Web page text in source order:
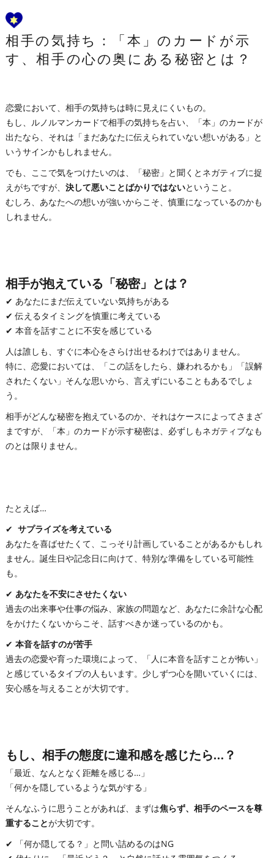
相手の気持ち：「本」のカードが示
す、相手の心の奥にある秘密とは？
恋愛において、相手の気持ちは時に見えにくいもの。
もし、ルノルマンカードで相手の気持ちを占い、「本」のカードが
出たなら、それは「まだあなたに伝えられていない想いがある」と
いうサインかもしれません。
でも、ここで気をつけたいのは、「秘密」と聞くとネガティブに捉
えがちですが、 決して悪いことばかりではないということ。
むしろ、あなたへの想いが強いからこそ、慎重になっているのかも
しれません。
相手が抱えている「秘密」とは？
✔ あなたにまだ伝えていない気持ちがある
✔ 伝えるタイミングを慎重に考えている
✔ 本音を話すことに不安を感じている
人は誰しも、すぐに本心をさらけ出せるわけではありません。
特に、恋愛においては、「この話をしたら、嫌われるかも」「誤解
されたくない」そんな思いから、言えずにいることもあるでしょ
う。
相手がどんな秘密を抱えているのか、それはケースによってさまざ
まですが、「本」のカードが示す秘密は、必ずしもネガティブなも
のとは限りません。
たとえば…
✔ サプライズを考えている
あなたを喜ばせたくて、こっそり計画していることがあるかもしれ
ません。誕生日や記念日に向けて、特別な準備をしている可能性
も。
✔ あなたを不安にさせたくない
過去の出来事や仕事の悩み、家族の問題など、あなたに余計な心配
をかけたくないからこそ、話すべきか迷っているのかも。
✔ 本音を話すのが苦手
過去の恋愛や育った環境によって、「人に本音を話すことが怖い」
と感じているタイプの人もいます。少しずつ心を開いていくには、
安心感を与えることが大切です。
もし、相手の態度に違和感を感じたら…？
「最近、なんとなく距離を感じる…」
「何かを隠しているような気がする」
そんなふうに思うことがあれば、まずは焦らず、相手のペースを尊
重することが大切です。
✔ 「何か隠してる？」と問い詰めるのはNG